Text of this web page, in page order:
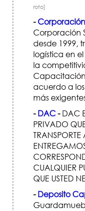
roto]
-
Corporación
desde 1999,
logística en
la
acuerdo a
más
- DAC-DAC
PRIVADO
CUALQUIER
QUE USTED
- Deposito